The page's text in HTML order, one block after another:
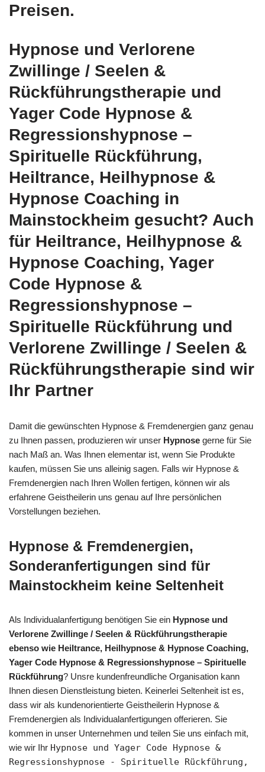
Preisen.
Hypnose und Verlorene
Zwillinge / Seelen &
Rückführungstherapie und
Yager Code Hypnose &
Regressionshypnose –
Spirituelle Rückführung,
Heiltrance, Heilhypnose &
Hypnose Coaching in
Mainstockheim gesucht? Auch
für Heiltrance, Heilhypnose &
Hypnose Coaching, Yager
Code Hypnose &
Regressionshypnose –
Spirituelle Rückführung und
Verlorene Zwillinge / Seelen &
Rückführungstherapie sind wir
Ihr Partner
Damit die gewünschten Hypnose & Fremdenergien ganz genau
zu Ihnen passen, produzieren wir unser Hypnose gerne für Sie
nach Maß an. Was Ihnen elementar ist, wenn Sie Produkte
kaufen, müssen Sie uns alleinig sagen. Falls wir Hypnose &
Fremdenergien nach Ihren Wollen fertigen, können wir als
erfahrene Geistheilerin uns genau auf Ihre persönlichen
Vorstellungen beziehen.
Hypnose & Fremdenergien,
Sonderanfertigungen sind für
Mainstockheim keine Seltenheit
Als Individualanfertigung benötigen Sie ein Hypnose und
Verlorene Zwillinge / Seelen & Rückführungstherapie
ebenso wie Heiltrance, Heilhypnose & Hypnose Coaching,
Yager Code Hypnose & Regressionshypnose – Spirituelle
Rückführung? Unsre kundenfreundliche Organisation kann
Ihnen diesen Dienstleistung bieten. Keinerlei Seltenheit ist es,
dass wir als kundenorientierte Geistheilerin Hypnose &
Fremdenergien als Individualanfertigungen offerieren. Sie
kommen in unser Unternehmen und teilen Sie uns einfach mit,
wie wir Ihr Hypnose und Yager Code Hypnose &
Regressionshypnose - Spirituelle Rückführung,